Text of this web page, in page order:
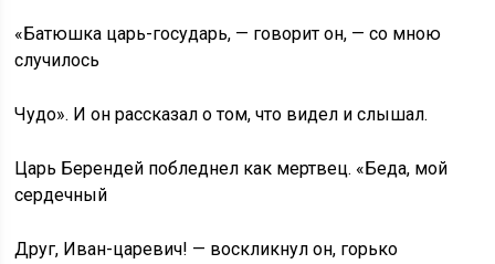
«Батюшка царь-государь, — говорит он, — со мною
случилось
Чудо». И он рассказал о том, что видел и слышал.
Царь Берендей побледнел как мертвец. «Беда, мой
сердечный
Друг, Иван-царевич! — воскликнул он, горько